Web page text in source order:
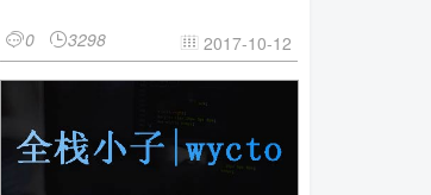
0 3298  2017-10-12